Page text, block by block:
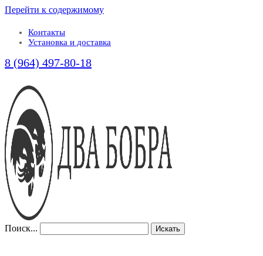
Перейти к содержимому
Контакты
Установка и доставка
8 (964) 497-80-18
Поиск... Искать